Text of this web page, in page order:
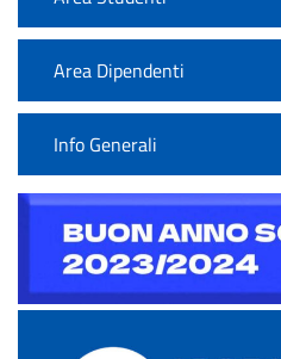
Area Dipendenti
Info Generali